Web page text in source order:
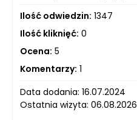
Ilość odwiedzin: 1347
Ilość kliknięć: 0
Ocena: 5
Komentarzy: 1
Data dodania: 16.07.2024
Ostatnia wizyta: 06.08.2026